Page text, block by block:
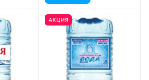
АКЦИЯ